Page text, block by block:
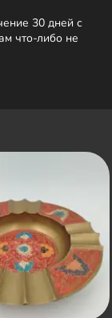
30 дней с
что-либо не